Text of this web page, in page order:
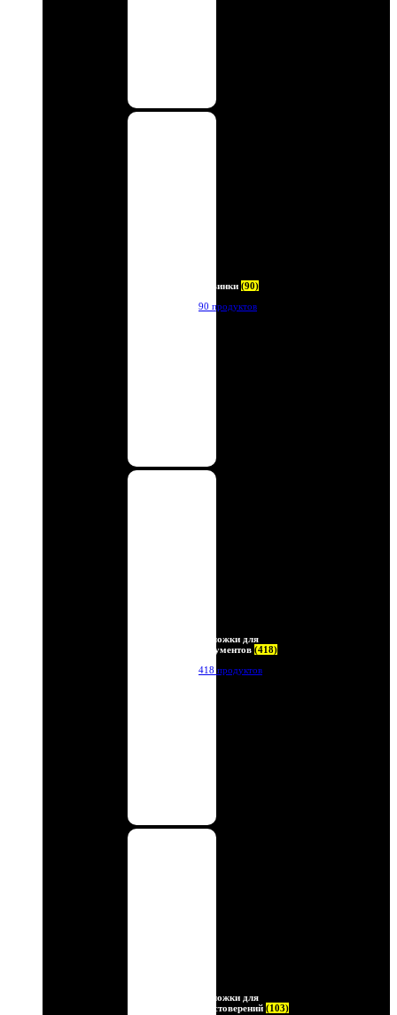
Новинки (90)
90 продуктов
Обложки для
документов (418)
418 продуктов
Обложки для
удостоверений (103)